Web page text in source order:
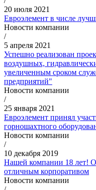
20 июля 2021
Евроэлемент в числе
Новости компании
/
5 апреля 2021
Успешно реализован
воздушных,
увеличенным сроком
предприятий"
Новости компании
/
25 января 2021
Евроэлемент принял
горношахтного
Новости компании
/
10 декабря 2019
Нашей компании 18 лет!
отличным корпоративом
Новости компании